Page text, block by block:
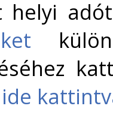
helyi
ide